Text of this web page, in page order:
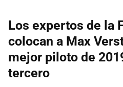
Los expertos de la
colocan a Max
mejor piloto de
tercero